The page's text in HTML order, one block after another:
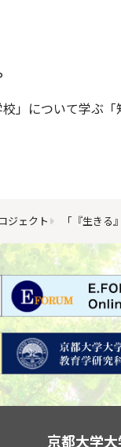
」について学ぶ
ジェクト 「『生きる
京都大学